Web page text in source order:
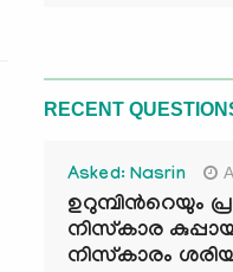
RECENT
Asked: Nasrin
ഉറുമ്പിന്‍റെയും
നിസ്കാര
നിസ്കാരം